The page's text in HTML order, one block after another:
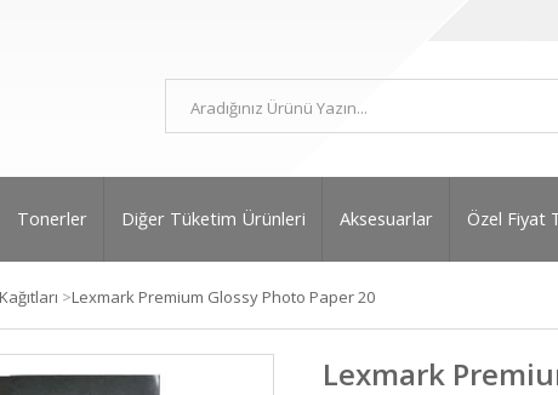
Tonerler Diğer Tüketim Ürünleri Aksesuarlar Özel Fiyat
>Lexmark Premium Glossy Photo Paper 20
Lexmark